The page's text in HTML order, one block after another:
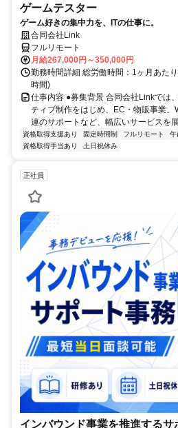
ゲームテスター
ゲーム好きの集中力を、ITの仕事に。
合同会社Link
フルリモート
月給267,000円～350,000円
勤務時間詳細 総労働時間：1ヶ月あた
時間)
仕事内容 ●募集背景 合同会社Linkでは
ティブ制作をはじめ、EC・物販事業
連のサポートなど、幅広いサービスを
資格取得支援あり 固定時間制 フルリモート 午
資格取得手当あり
土日祝休み
正社員
インバウンド事業を推進するサ